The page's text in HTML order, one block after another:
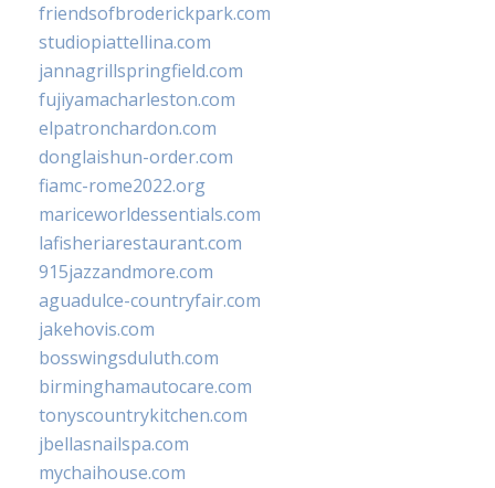
friendsofbroderickpark.com
studiopiattellina.com
jannagrillspringfield.com
fujiyamacharleston.com
elpatronchardon.com
donglaishun-order.com
fiamc-rome2022.org
mariceworldessentials.com
lafisheriarestaurant.com
915jazzandmore.com
aguadulce-countryfair.com
jakehovis.com
bosswingsduluth.com
birminghamautocare.com
tonyscountrykitchen.com
jbellasnailspa.com
mychaihouse.com